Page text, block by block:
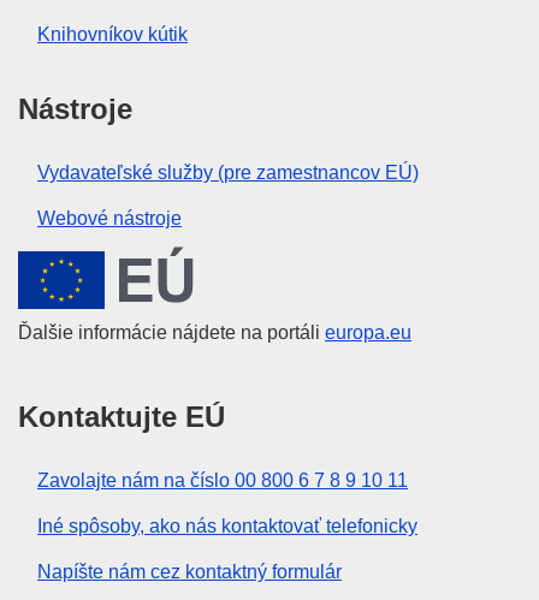
Knihovníkov kútik
Nástroje
Vydavateľské služby (pre zamestnancov EÚ)
Webové nástroje
Európska únia
Ďalšie informácie nájdete na portáli europa.eu
Kontaktujte EÚ
Zavolajte nám na číslo 00 800 6 7 8 9 10 11
Iné spôsoby, ako nás kontaktovať telefonicky
Napíšte nám cez kontaktný formulár